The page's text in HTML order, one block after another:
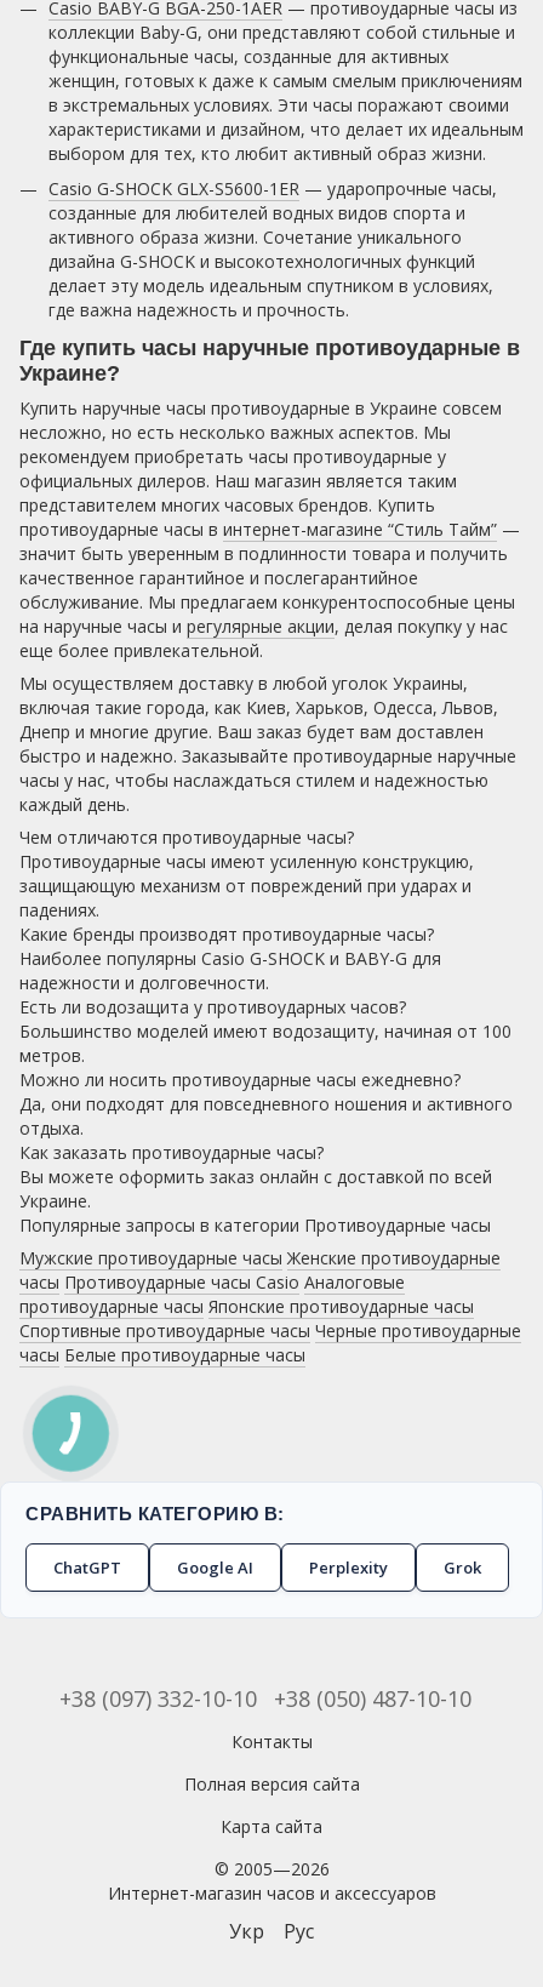
Casio BABY-G BGA-250-1AER — противоударные часы из
коллекции Baby-G, они представляют собой стильные и
функциональные часы, созданные для активных
женщин, готовых к даже к самым смелым приключениям
в экстремальных условиях. Эти часы поражают своими
характеристиками и дизайном, что делает их идеальным
выбором для тех, кто любит активный образ жизни.
Casio G-SHOCK GLX-S5600-1ER — ударопрочные часы,
созданные для любителей водных видов спорта и
активного образа жизни. Сочетание уникального
дизайна G-SHOCK и высокотехнологичных функций
делает эту модель идеальным спутником в условиях,
где важна надежность и прочность.
Где купить часы наручные противоударные в
Украине?
Купить наручные часы противоударные в Украине совсем
несложно, но есть несколько важных аспектов. Мы
рекомендуем приобретать часы противоударные у
официальных дилеров. Наш магазин является таким
представителем многих часовых брендов. Купить
противоударные часы в интернет-магазине “Стиль Тайм” —
значит быть уверенным в подлинности товара и получить
качественное гарантийное и послегарантийное
обслуживание. Мы предлагаем конкурентоспособные цены
на наручные часы и регулярные акции, делая покупку у нас
еще более привлекательной.
Мы осуществляем доставку в любой уголок Украины,
включая такие города, как Киев, Харьков, Одесса, Львов,
Днепр и многие другие. Ваш заказ будет вам доставлен
быстро и надежно. Заказывайте противоударные наручные
часы у нас, чтобы наслаждаться стилем и надежностью
каждый день.
Чем отличаются противоударные часы?
Противоударные часы имеют усиленную конструкцию,
защищающую механизм от повреждений при ударах и
падениях.
Какие бренды производят противоударные часы?
Наиболее популярны Casio G-SHOCK и BABY-G для
надежности и долговечности.
Есть ли водозащита у противоударных часов?
Большинство моделей имеют водозащиту, начиная от 100
метров.
Можно ли носить противоударные часы ежедневно?
Да, они подходят для повседневного ношения и активного
отдыха.
Как заказать противоударные часы?
Вы можете оформить заказ онлайн с доставкой по всей
Украине.
Популярные запросы в категории Противоударные часы
Мужские противоударные часы Женские противоударные
часы Противоударные часы Casio Аналоговые
противоударные часы Японские противоударные часы
Спортивные противоударные часы Черные противоударные
часы Белые противоударные часы
СРАВНИТЬ КАТЕГОРИЮ В:
ChatGPT Google AI Perplexity Grok
+38 (097) 332-10-10 +38 (050) 487-10-10
Контакты
Полная версия сайта
Карта сайта
© 2005—2026
Интернет-магазин часов и аксессуаров
Укр Рус